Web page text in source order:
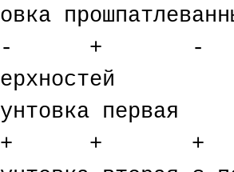
+
+